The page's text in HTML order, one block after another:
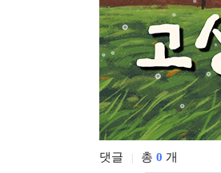
댓글 총 0 개